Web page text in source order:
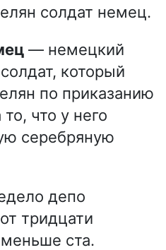
солдат немец.
— немецкий
который
по приказанию
что у него
серебряную
депо
тридцати
ста.